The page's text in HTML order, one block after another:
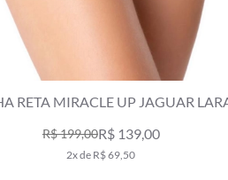
RETA MIRACLE UP JAGUAR
R$ 199,00R$ 139,00
2x de R$ 69,50